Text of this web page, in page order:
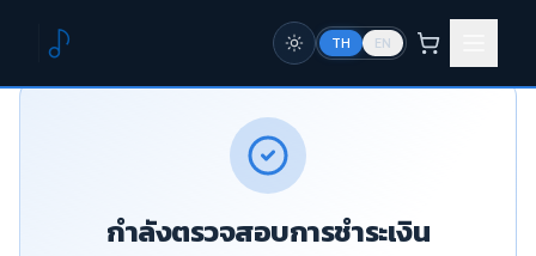
TH EN
กำลังตรวจสอบการชำระเงิน